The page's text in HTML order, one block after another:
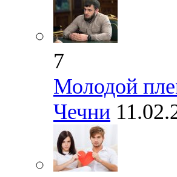
7
Молодой
Чечни